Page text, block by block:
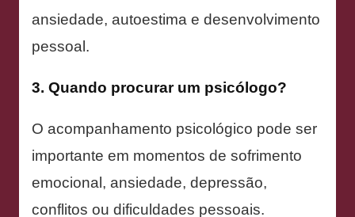
ansiedade, autoestima e desenvolvimento
pessoal.
3. Quando procurar um psicólogo?
O acompanhamento psicológico pode ser
importante em momentos de sofrimento
emocional, ansiedade, depressão,
conflitos ou dificuldades pessoais.